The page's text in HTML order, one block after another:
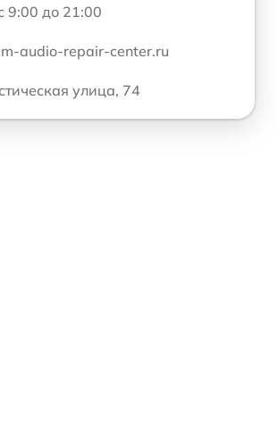
9:00 до 21:00
audio-repair-center.ru
улица, 74